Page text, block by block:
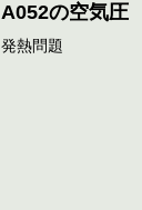
A052の空気圧
発熱問題